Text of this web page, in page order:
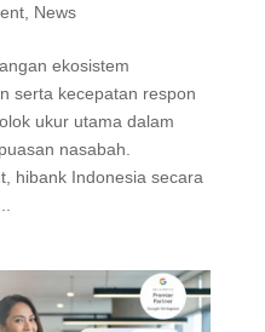
, News
ekosistem
serta kecepatan respon
ukur utama dalam
nasabah.
hibank Indonesia secara